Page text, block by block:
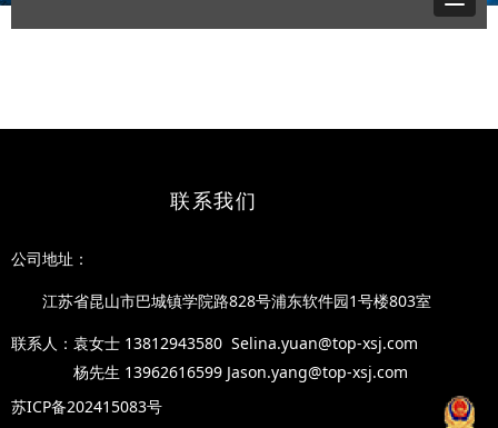
联系我们
公司地址 ：
江苏省昆山市巴城镇学院路828号浦东软件园1号楼803室
联系人：袁女士 13812943580 Selina.yuan@top-xsj.com
杨先生 13962616599 Jason.yang@top-xsj.com
苏ICP备202415083号